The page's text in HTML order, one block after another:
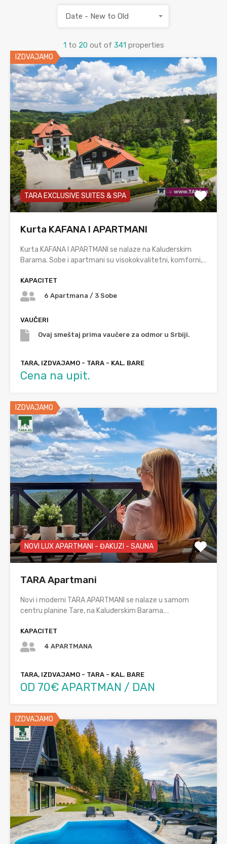
1 to 20 out of 341 properties
Date - New to Old
IZDVAJAMO
TARA EXCLUSIVE SUITES & SPA
Kurta KAFANA I APARTMANI
Kurta KAFANA I APARTMANI se nalaze na Kaluđerskim
Barama. Sobe i apartmani su visokokvalitetni, komforni,…
KAPACITET
6 Apartmana / 3 Sobe
VAUČERI
Ovaj smeštaj prima vaučere za odmor u Srbiji.
TARA, IZDVAJAMO - TARA - KAL. BARE
Cena na upit.
IZDVAJAMO
NOVI LUX APARTMANI - ĐAKUZI - SAUNA
TARA Apartmani
Novi i moderni TARA APARTMANI se nalaze u samom
centru planine Tare, na Kaluđerskim Barama.…
KAPACITET
4 APARTMANA
TARA, IZDVAJAMO - TARA - KAL. BARE
OD 70€ APARTMAN / DAN
IZDVAJAMO